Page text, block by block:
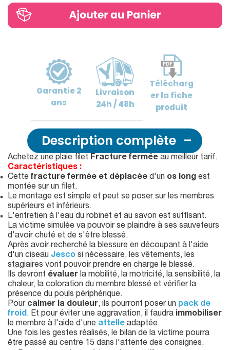
Garantie2
ans
Livraison
24h / 48h
Télécharg
erla fiche
produit
Description complète
Achetez une plaie filet Fracture fermée au meilleur tarif.
Caractéristiques :
Cette fracture fermée et déplacée d'un os long est
montée sur un filet.
Le montage est simple et peut se poser sur les membres
supérieurs et inférieurs.
L'entretien à l'eau du robinet et au savon est suffisant.
La victime simulée va pouvoir se plaindre à ses sauveteurs
d'avoir chuté et de s'être blessé.
Après avoir recherché la blessure en découpant à l'aide
d'un ciseau Jesco si nécessaire, les vêtements, les
stagiaires vont pouvoir prendre en charge le blessé.
Ils devront évaluer la mobilité, la motricité, la sensibilité, la
chaleur, la coloration du membre blessé et vérifier la
présence du pouls périphérique.
Pour calmer la douleur, ils pourront poser un pack de
froid. Et pour éviter une aggravation, il faudra immobiliser
le membre à l'aide d'une attelle adaptée.
Une fois les gestes réalisés, le bilan de la victime pourra
être passé au centre 15 dans l'attente des consignes.